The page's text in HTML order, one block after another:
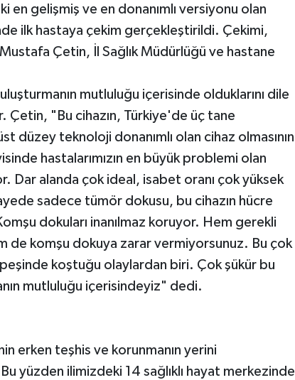
gelişmiş ve en donanımlı versiyonu olan
ilk hastaya çekim gerçekleştirildi. Çekimi,
Çetin, İl Sağlık Müdürlüğü ve hastane
mutluluğu içerisinde olduklarını dile
Çetin, "Bu cihazın, Türkiye'de üç tane
düzey teknoloji donanımlı olan cihaz olmasının
hastalarımızın en büyük problemi olan
Dar alanda çok ideal, isabet oranı çok yüksek
sadece tümör dokusu, bu cihazın hücre
dokuları inanılmaz koruyor. Hem gerekli
de komşu dokuya zarar vermiyorsunuz. Bu çok
koştuğu olaylardan biri. Çok şükür bu
mutluluğu içerisindeyiz" dedi.
erken teşhis ve korunmanın yerini
yüzden ilimizdeki 14 sağlıklı hayat merkezinde